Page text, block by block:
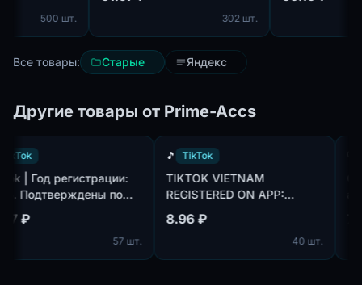
500 шт.
замены/возврата!
302 шт.
Все товары: Старые Яндекс
Другие товары от Prime-Accs
🎵 TikTok
TikTok | Год регистрации:
2025. Подтверждены по
идет в комплекте. Страна
регистрации: Канада.
14.77 ₽
57 шт.
🎵 TikTok
TIKTOK VIETNAM
REGISTERED ON APP:
UPLOADED ONE PHOTO.
8.96 ₽
40 шт.